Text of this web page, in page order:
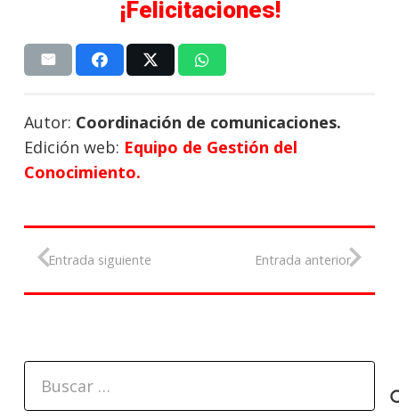
¡Felicitaciones!
Autor: Coordinación de comunicaciones.
Edición web: Equipo de Gestión del
Conocimiento.
Entrada siguiente Entrada anterior